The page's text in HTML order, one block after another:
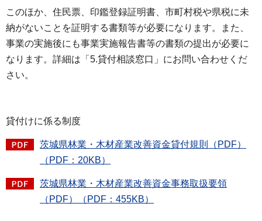
このほか、住民票、印鑑登録証明書、市町村税や県税に未
納がないことを証明する書類等が必要になります。また、
事業の実施後にも事業実施報告書等の書類の提出が必要に
なります。詳細は「5.貸付相談窓口」にお問い合わせくだ
さい。
貸付けに係る制度
茨城県林業・木材産業改善資金貸付規則（PDF）
（PDF：20KB）
茨城県林業・木材産業改善資金事務取扱要領
（PDF）（PDF：455KB）